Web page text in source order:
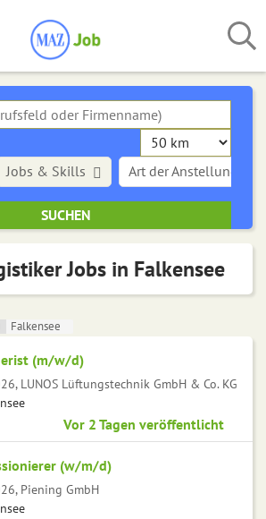
Art der Anstellung
Jobs & Skills
Jobs in Falkensee
Falkensee
(m/w/d)
LUNOS Lüftungstechnik GmbH & Co. KG
Vor 2 Tagen veröffentlicht
(w/m/d)
Piening GmbH